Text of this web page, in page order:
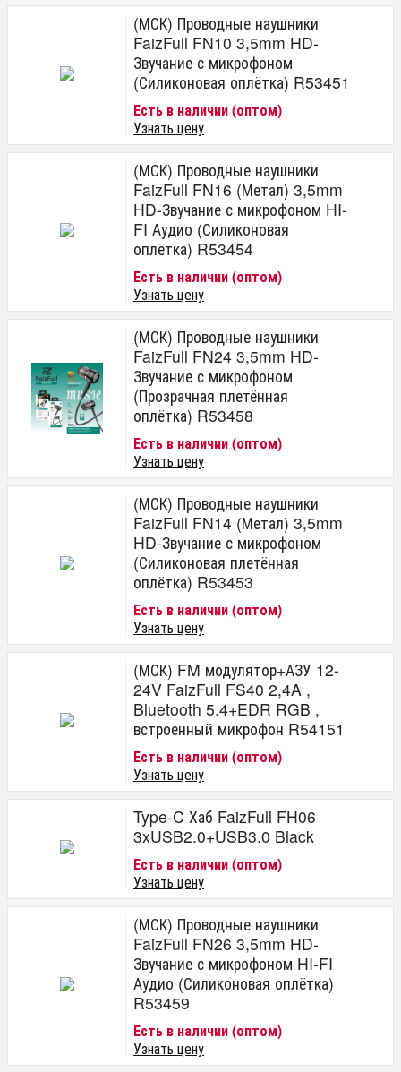
(МСК) Проводные наушники
FaizFull FN10 3,5mm HD-
Звучание с микрофоном
(Силиконовая оплётка) R53451
Есть в наличии (оптом)
Узнать цену
(МСК) Проводные наушники
FaizFull FN16 (Метал) 3,5mm
HD-Звучание с микрофоном HI-
FI Аудио (Силиконовая
оплётка) R53454
Есть в наличии (оптом)
Узнать цену
(МСК) Проводные наушники
FaizFull FN24 3,5mm HD-
Звучание с микрофоном
(Прозрачная плетённая
оплётка) R53458
Есть в наличии (оптом)
Узнать цену
(МСК) Проводные наушники
FaizFull FN14 (Метал) 3,5mm
HD-Звучание с микрофоном
(Силиконовая плетённая
оплётка) R53453
Есть в наличии (оптом)
Узнать цену
(МСК) FM модулятор+АЗУ 12-
24V FaizFull FS40 2,4A ,
Bluetooth 5.4+EDR RGB ,
встроенный микрофон R54151
Есть в наличии (оптом)
Узнать цену
Type-C Хаб FaizFull FH06
3xUSB2.0+USB3.0 Black
Есть в наличии (оптом)
Узнать цену
(МСК) Проводные наушники
FaizFull FN26 3,5mm HD-
Звучание с микрофоном HI-FI
Аудио (Силиконовая оплётка)
R53459
Есть в наличии (оптом)
Узнать цену